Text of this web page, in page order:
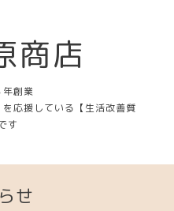
商店
年創業
応援している【生活改善質
す
せ